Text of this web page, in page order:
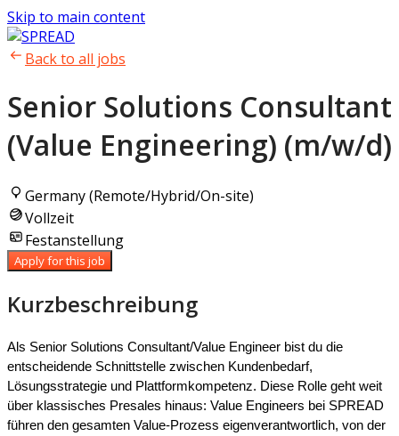
Skip to main content
Back to all jobs
Senior Solutions Consultant
(Value Engineering) (m/w/d)
Germany (Remote/Hybrid/On-site)
Vollzeit
Festanstellung
Apply for this job
Kurzbeschreibung
Als Senior Solutions Consultant/Value Engineer bist du die
entscheidende Schnittstelle zwischen Kundenbedarf,
Lösungsstrategie und Plattformkompetenz. Diese Rolle geht weit
über klassisches Presales hinaus: Value Engineers bei SPREAD
führen den gesamten Value-Prozess eigenverantwortlich, von der